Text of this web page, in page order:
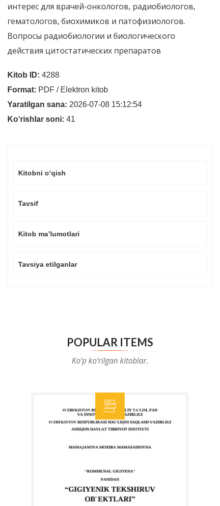
интерес для врачей-онкологов, радиобиологов,
гематологов, биохимиков и патофизиологов.
Вопросы радиобиологии и биологического
действия цитостатических препаратов
Kitob ID: 4288
Format: PDF / Elektron kitob
Yaratilgan sana: 2026-07-08 15:12:54
Ko‘rishlar soni: 41
Kitobni o‘qish
Tavsif
Kitob ma’lumotlari
Tavsiya etilganlar
POPULAR ITEMS
Ko‘p ko‘rilgan kitoblar.